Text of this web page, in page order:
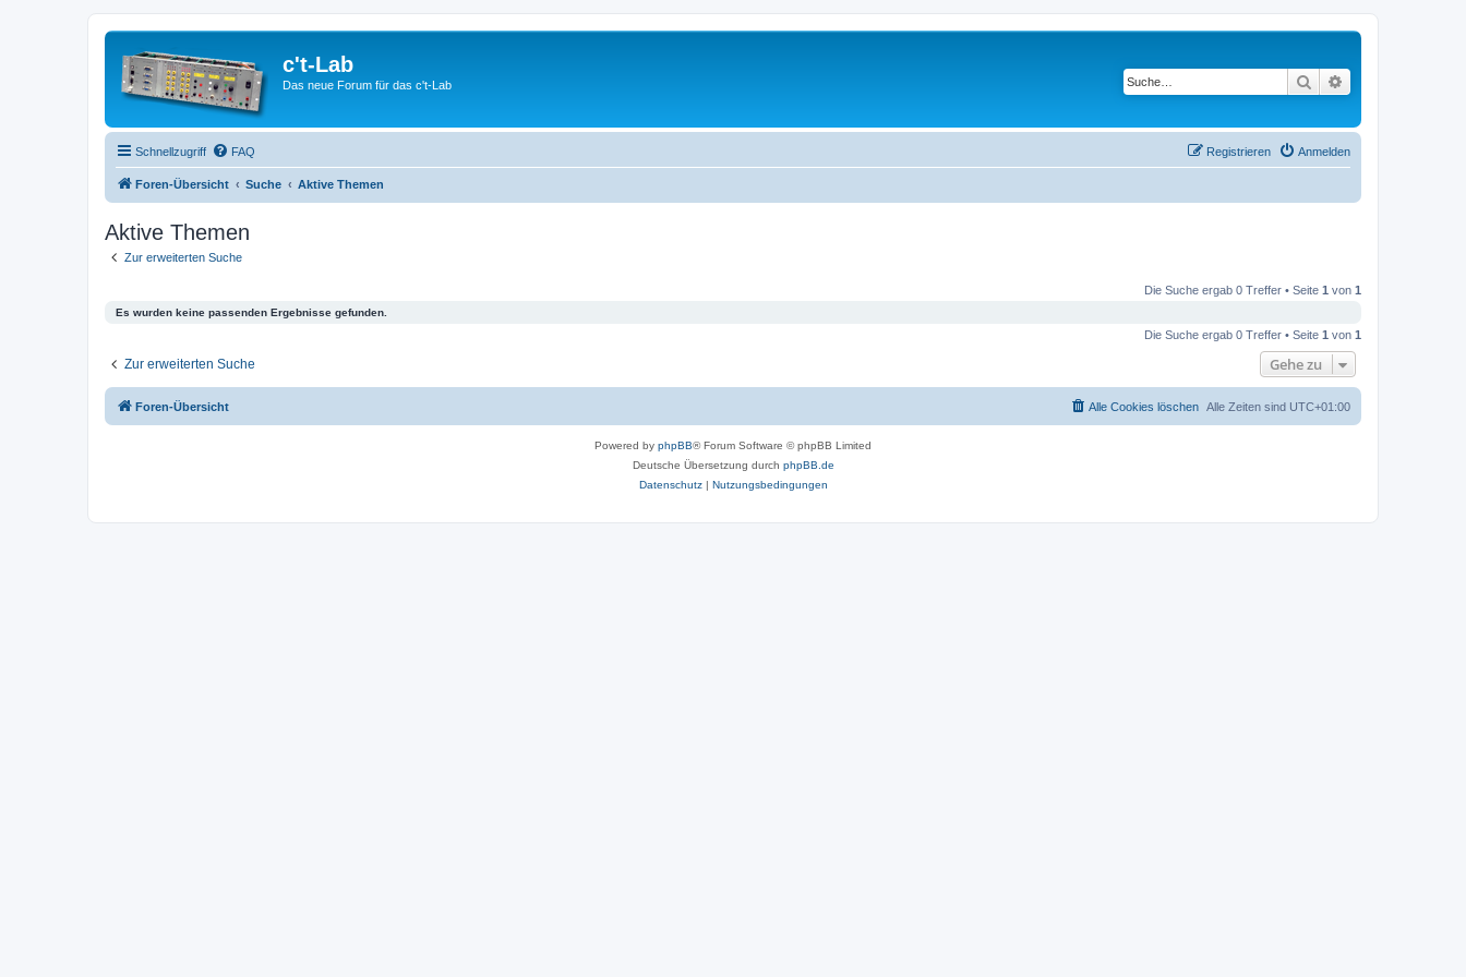
c't-Lab
Das neue Forum für das c't-Lab Suche
Schnellzugriff FAQ Anmelden
Registrieren
Foren-Übersicht Suche Aktive Themen
Aktive Themen
Zur erweiterten Suche
Die Suche ergab 0 Treffer • Seite 1 von 1
Es wurden keine passenden Ergebnisse gefunden.
Die Suche ergab 0 Treffer • Seite 1 von 1
Zur erweiterten Suche Gehe zu
Foren-Übersicht Alle Zeiten sind UTC+01:00
Alle Cookies löschen
Powered by phpBB® Forum Software © phpBB Limited
Deutsche Übersetzung durch phpBB.de
Datenschutz| Nutzungsbedingungen